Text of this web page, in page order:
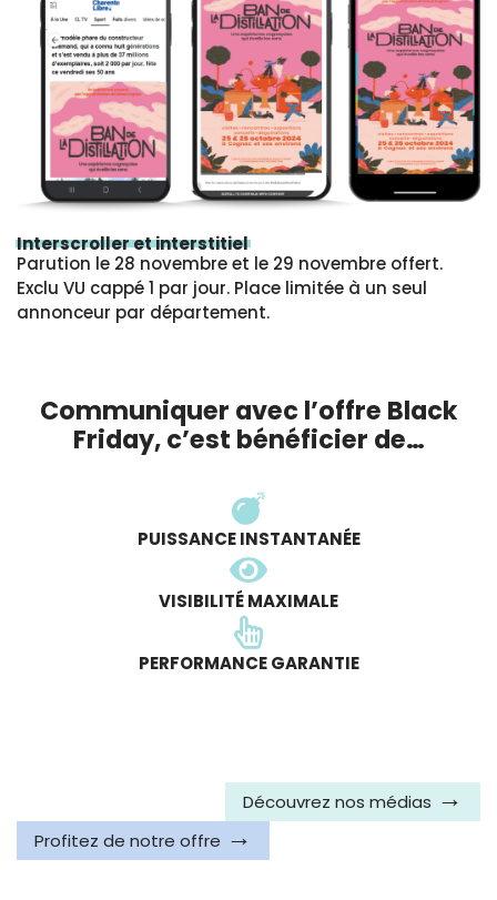
Interscroller et interstitiel
Parution le 28 novembre et le 29 novembre offert.
Exclu VU cappé 1 par jour. Place limitée à un seul
annonceur par département.
Communiquer avec l’offre Black
Friday, c’est bénéficier de…
PUISSANCE INSTANTANÉE
VISIBILITÉ MAXIMALE
PERFORMANCE GARANTIE
Découvrez nos médias
Profitez de notre offre